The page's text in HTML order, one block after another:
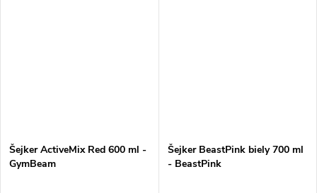
Šejker ActiveMix Red 600 ml -
GymBeam
Šejker BeastPink biely 700 ml
- BeastPink